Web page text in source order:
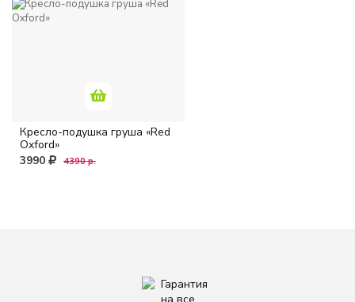
Оксфорд
Кресло-подушка груша «Red
Oxford»
3990
4390 р.